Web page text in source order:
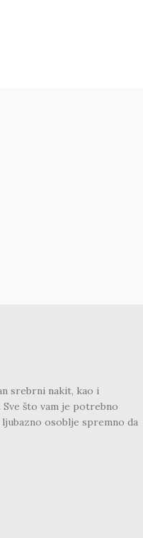
srebrni nakit, kao i
što vam je potrebno
osoblje spremno da